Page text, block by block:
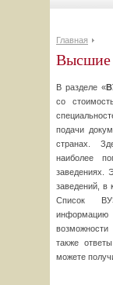
Главная
Высшие
В разделе «
со
подачи
странах.
наиболее
заведениях.
заведений, в
Список
также
можете